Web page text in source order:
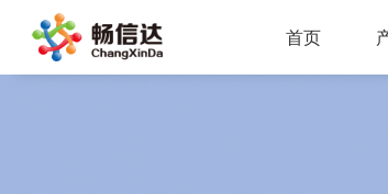
首页